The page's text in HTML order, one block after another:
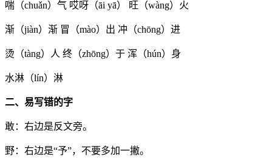
喘（chuǎn）气 哎呀（āi yā） 旺（wàng）火
渐（jiàn）渐 冒（mào）出 冲（chōng）进
烫（tàng）人 终（zhōng）于 浑（hún）身
水淋（lín）淋
二、易写错的字
敢：右边是反文旁。
野：右边是“予”，不要多加一撇。